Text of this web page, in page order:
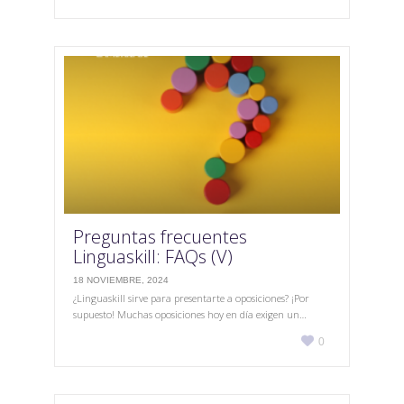
Preguntas frecuentes
Linguaskill: FAQs (V)
18 NOVIEMBRE, 2024
¿Linguaskill sirve para presentarte a oposiciones? ¡Por
supuesto! Muchas oposiciones hoy en día exigen un…
Love
0